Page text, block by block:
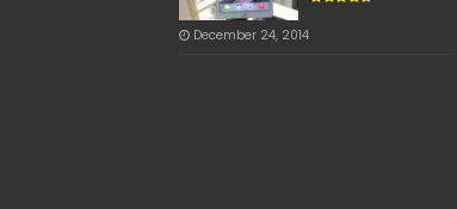
December 24, 2014